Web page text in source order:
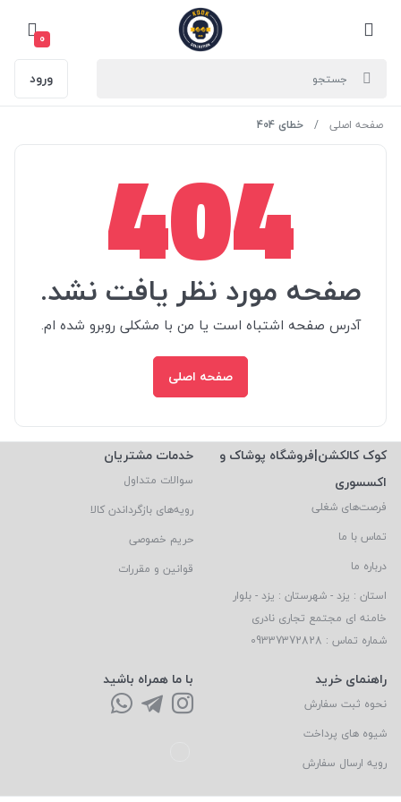
0
ورود
صفحه اصلی خطای 404
404
صفحه مورد نظر یافت نشد.
آدرس صفحه اشتباه است یا من با مشکلی روبرو شده ام.
صفحه اصلی
کوک کالکشن|فروشگاه پوشاک و
اکسسوری
فرصت‌های شغلی
تماس با ما
درباره ما
استان : یزد - شهرستان : یزد - بلوار
خامنه ای مجتمع تجاری نادری
شماره تماس : 09337372828
خدمات مشتریان
سوالات متداول
رویه‌های بازگرداندن کالا
حریم خصوصی
قوانین و مقررات
راهنمای خرید
نحوه ثبت سفارش
شیوه های پرداخت
رویه ارسال سفارش
با ما همراه باشید